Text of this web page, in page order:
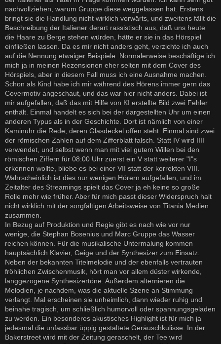
nachvollziehen, warum Gruppe diese weggelassen hat. Erstens
bringt sie die Handlung nicht wirklich vorwärts, und zweitens fällt die
Beschreibung der Italiener derart rassistisch aus, daß uns heute
die Haare zu Berge stehen würden, hätte er sie in das Hörspiel
einfließen lassen. Da es mir nicht anders geht, verzichte ich auch
auf die Nennung etwaiger Beispiele. Normalerweise beschäftige ich
mich ja in meinen Rezensionen eher selten mit dem Cover des
Hörspiels, aber in diesem Fall muss ich eine Ausnahme machen.
Schon als Kind habe ich mir während des Hörens immer gern das
Covermotiv angeschaut, und das war hier nicht anders. Dabei ist
mir aufgefallen, daß das mit Hilfe von KI erstellte Bild zwei Fehler
enthält. Einmal handelt es sich bei der dargestellten Uhr um einen
anderen Typus als in der Geschichte. Dort ist nämlich von einer
Kaminuhr die Rede, deren Glasdeckel offen steht. Einmal sind zwei
der römischen Zahlen auf dem Zifferblatt falsch. Statt IV wird IIII
verwendet, und selbst wenn man mit viel gutem Willen bei den
römischen Ziffern für 08:00 Uhr zuerst ein V statt weiterer "I"s
erkennen wollte, bliebe es bei einer VII statt der korrekten VIII.
Wahrscheinlich ist dies nur wenigen Hörern aufgefallen, und im
Zeitalter des Streamings spielt das Cover ja eh keine so große
Rolle mehr wie früher. Aber für mich passt dieser Widerspruch halt
nicht wirklich mit der sorgfältigen Arbeitsweise von Titania Medien
zusammen.
In Bezug auf Produktion und Regie gibt es nach wie vor nur
wenige, die Stephan Bosenius und Marc Gruppe das Wasser
reichen können. Für die musikalische Untermalung kommen
hauptsächlich Klavier, Geige und der Synthesizer zum Einsatz.
Neben der bekannten Titelmelodie und der ebenfalls vertrauten
fröhlichen Zwischenmusik, hört man vor allem düster wirkende,
langgezogene Synthesizertöne. Außerdem alternieren die
Melodien, je nachdem, was die aktuelle Szene an Stimmung
verlangt. Mal erscheinen sie unheimlich, dann wieder ruhig und
beinahe tragisch, um schließlich humorvoll oder spannungsgeladen
zu werden. Ein besonderes akustisches Highlight ist für mich ja
jedesmal die unfassbar üppig gestaltete Geräuschkulisse. In der
Bakerstreet wird mit der Zeitung geraschelt, der Tee wird